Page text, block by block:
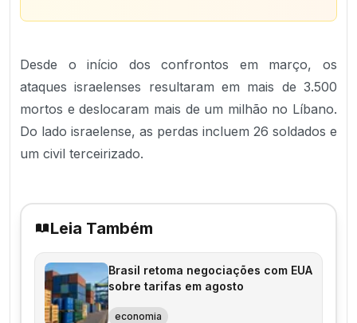
Desde o início dos confrontos em março, os
ataques israelenses resultaram em mais de 3.500
mortos e deslocaram mais de um milhão no Líbano.
Do lado israelense, as perdas incluem 26 soldados e
um civil terceirizado.
Leia Também
Brasil retoma negociações com EUA
sobre tarifas em agosto
economia